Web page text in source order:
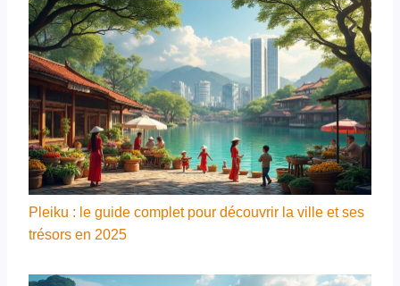
Pleiku : le guide complet pour découvrir la ville et ses
trésors en 2025